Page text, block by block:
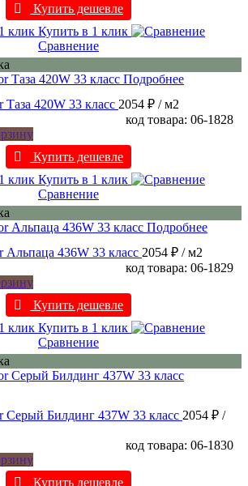
Купить дешевле
Купить в 1 клик
Сравнение
Подробнее
420W 33 класс 2054 ₽ / м2
код товара: 06-1828
Купить дешевле
Купить в 1 клик
Сравнение
Подробнее
436W 33 класс 2054 ₽ / м2
код товара: 06-1829
Купить дешевле
Купить в 1 клик
Сравнение
Серый Билдинг 437W 33 класс 2054 ₽ /
код товара: 06-1830
Купить дешевле